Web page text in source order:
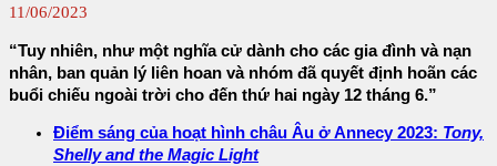
11/06/2023
“Tuy nhiên, như một nghĩa cử dành cho các gia đình và nạn
nhân, ban quản lý liên hoan và nhóm đã quyết định hoãn các
buổi chiếu ngoài trời cho đến thứ hai ngày 12 tháng 6.”
Điểm sáng của hoạt hình châu Âu ở Annecy 2023: Tony,
Shelly and the Magic Light